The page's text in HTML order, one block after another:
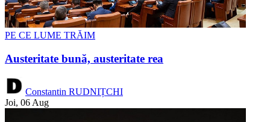
PE CE LUME TRĂIM
Austeritate bună, austeritate rea
Constantin RUDNIȚCHI
Joi, 06 Aug